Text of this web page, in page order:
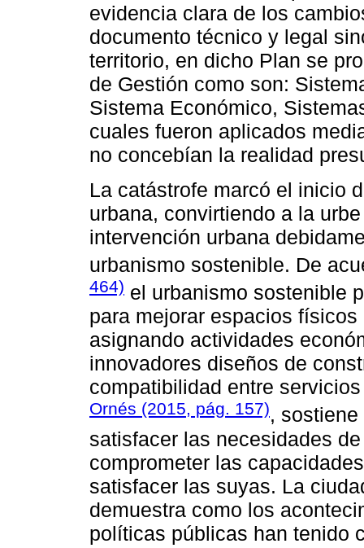
evidencia clara de los
documento técnico y legal
territorio, en dicho Plan se
de Gestión como son:
Sistema Económico,
cuales fueron aplicados
no concebían la realidad
La catástrofe marcó el inicio
urbana, convirtiendo a la
intervención urbana
urbanismo sostenible. De
464) el urbanismo sostenible
para mejorar espacios
asignando actividades
innovadores diseños de
compatibilidad entre
Ornés (2015, pág. 157),
satisfacer las necesidades
comprometer las
satisfacer las suyas. La
demuestra como los
políticas públicas han tenido